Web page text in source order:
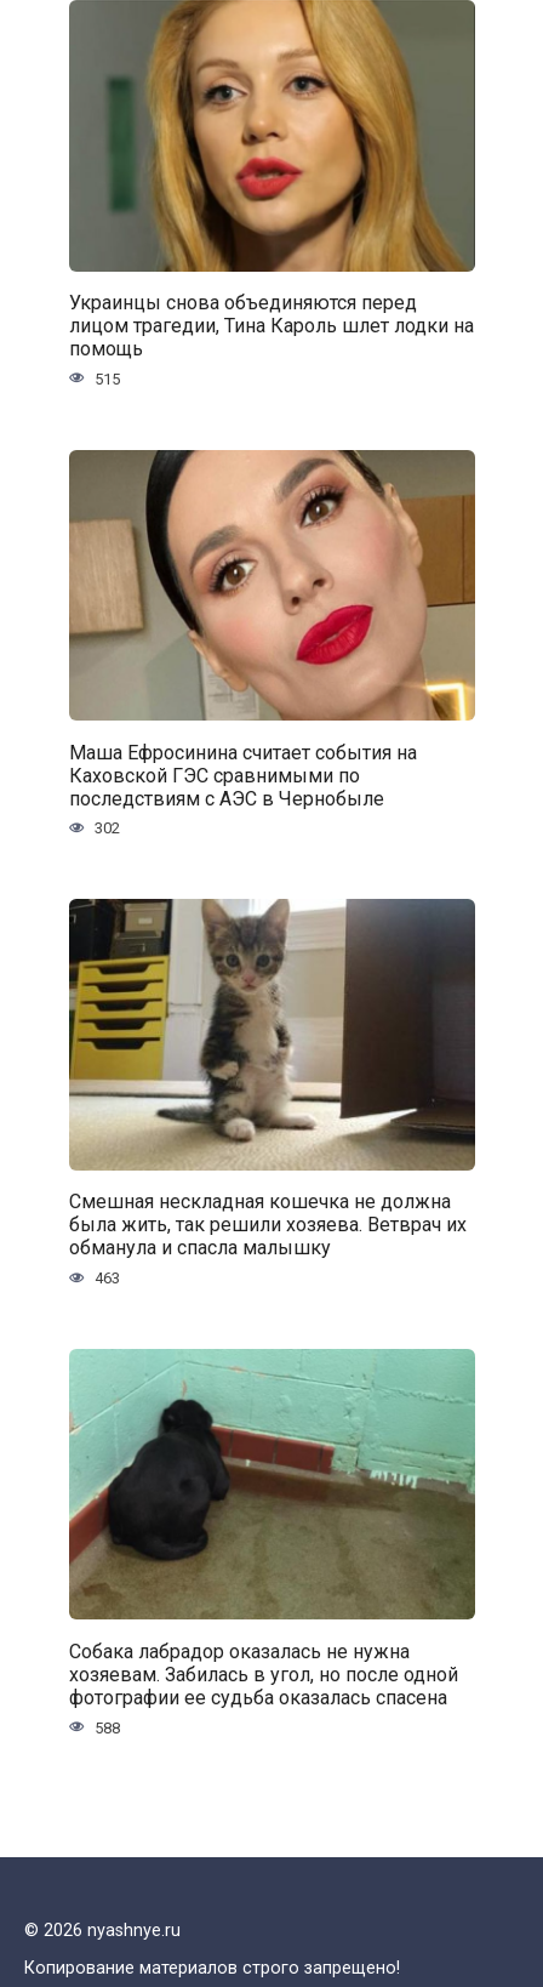
Украинцы снова объединяются перед
лицом трагедии, Тина Кароль шлет лодки на
помощь
515
Маша Ефросинина считает события на
Каховской ГЭС сравнимыми по
последствиям с АЭС в Чернобыле
302
Смешная нескладная кошечка не должна
была жить, так решили хозяева. Ветврач их
обманула и спасла малышку
463
Собака лабрадор оказалась не нужна
хозяевам. Забилась в угол, но после одной
фотографии ее судьба оказалась спасена
588
© 2026 nyashnye.ru
Копирование материалов строго запрещено!